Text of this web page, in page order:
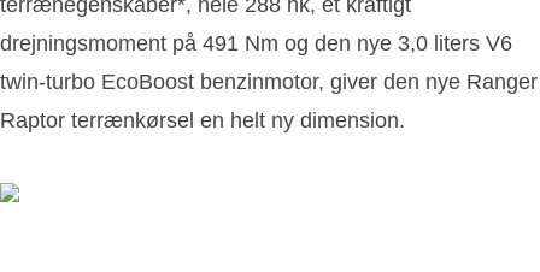
drejningsmoment på 491 Nm og den nye 3,0 liters V6
twin-turbo EcoBoost benzinmotor, giver den nye Ranger
Raptor terrænkørsel en helt ny dimension.